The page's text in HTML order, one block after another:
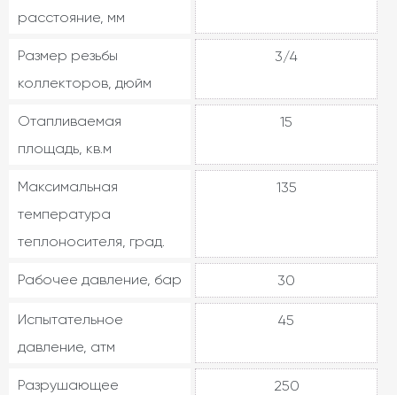
расстояние, мм
Размер резьбы
коллекторов, дюйм
3/4
Отапливаемая
площадь, кв.м
15
Максимальная
температура
теплоносителя, град.
135
Рабочее давление, бар 30
Испытательное
давление, атм
45
Разрушающее
250